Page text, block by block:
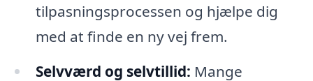
tilpasningsprocessen og hjælpe dig
med at finde en ny vej frem.
Selvværd og selvtillid: Mange